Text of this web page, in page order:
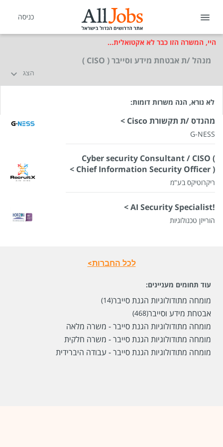
כניסה
היי, המשרה הזו כבר לא אקטואלית...
מנהל /ת אבטחת מידע וסייבר ( CISO )
הצג
לא נורא, הנה משרות דומות:
מהנדס /ת תקשורת Cisco >
G-NESS
Cyber security Consultant / CISO (
Chief Information Security Officer ) >
ריקרוטיקס בע"מ
!AI Security Specialist >
הורייזן טכנולוגיות
לכל החברות>
עוד תחומים מעניינים:
מומחה מתודולוגיות הגנת סייבר(14)
אבטחת מידע וסייבר(468)
מומחה מתודולוגיות הגנת סייבר - משרה מלאה
מומחה מתודולוגיות הגנת סייבר - משרה חלקית
מומחה מתודולוגיות הגנת סייבר - עבודה היברידית